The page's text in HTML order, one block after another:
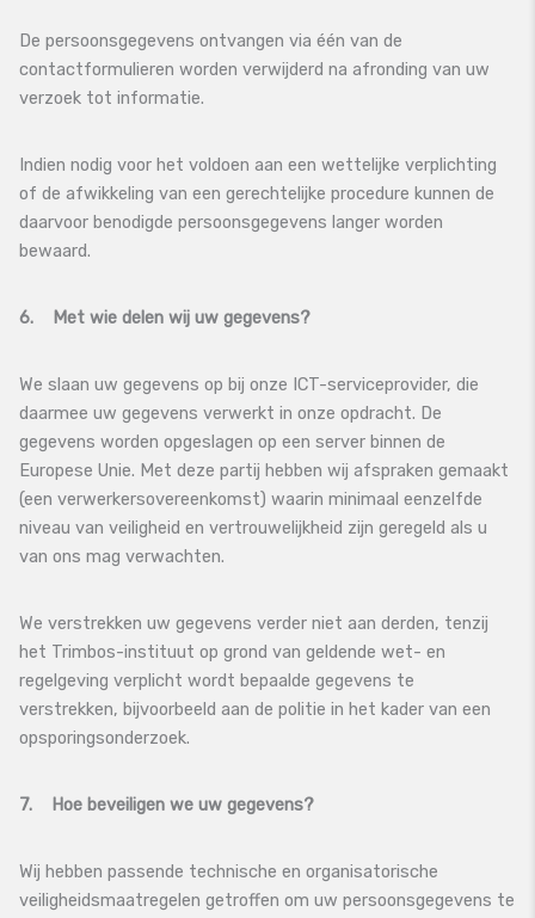
De persoonsgegevens ontvangen via één van de
contactformulieren worden verwijderd na afronding van uw
verzoek tot informatie.
Indien nodig voor het voldoen aan een wettelijke verplichting
of de afwikkeling van een gerechtelijke procedure kunnen de
daarvoor benodigde persoonsgegevens langer worden
bewaard.
6. Met wie delen wij uw gegevens?
We slaan uw gegevens op bij onze ICT-serviceprovider, die
daarmee uw gegevens verwerkt in onze opdracht. De
gegevens worden opgeslagen op een server binnen de
Europese Unie. Met deze partij hebben wij afspraken gemaakt
(een verwerkersovereenkomst) waarin minimaal eenzelfde
niveau van veiligheid en vertrouwelijkheid zijn geregeld als u
van ons mag verwachten.
We verstrekken uw gegevens verder niet aan derden, tenzij
het Trimbos-instituut op grond van geldende wet- en
regelgeving verplicht wordt bepaalde gegevens te
verstrekken, bijvoorbeeld aan de politie in het kader van een
opsporingsonderzoek.
7. Hoe beveiligen we uw gegevens?
Wij hebben passende technische en organisatorische
veiligheidsmaatregelen getroffen om uw persoonsgegevens te